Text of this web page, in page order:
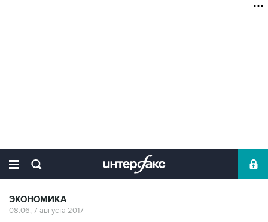
ЭКОНОМИКА
08:06, 7 августа 2017